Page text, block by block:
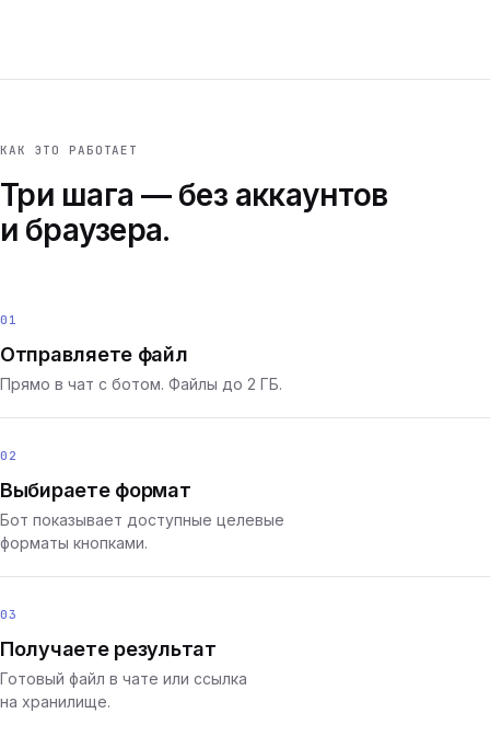
КАК ЭТО РАБОТАЕТ
Три шага — без аккаунтов
и браузера.
01
Отправляете файл
Прямо в чат с ботом. Файлы до 2 ГБ.
02
Выбираете формат
Бот показывает доступные целевые
форматы кнопками.
03
Получаете результат
Готовый файл в чате или ссылка
на хранилище.